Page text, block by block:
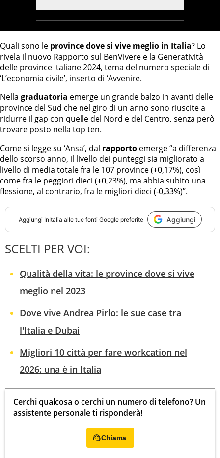
Quali sono le province dove si vive meglio in Italia? Lo
rivela il nuovo Rapporto sul BenVivere e la Generatività
delle province italiane 2024, tema del numero speciale di
‘L’economia civile’, inserto di ‘Avvenire.
Nella graduatoria emerge un grande balzo in avanti delle
province del Sud che nel giro di un anno sono riuscite a
ridurre il gap con quelle del Nord e del Centro, senza però
trovare posto nella top ten.
Come si legge su ‘Ansa’, dal rapporto emerge “a differenza
dello scorso anno, il livello dei punteggi sia migliorato a
livello di media totale fra le 107 province (+0,17%), così
come fra le peggiori dieci (+0,23%), ma abbia subito una
flessione, al contrario, fra le migliori dieci (-0,33%)”.
Aggiungi InItalia alle tue fonti Google preferite Aggiungi
SCELTI PER VOI:
Qualità della vita: le province dove si vive
meglio nel 2023
Dove vive Andrea Pirlo: le sue case tra
l'Italia e Dubai
Migliori 10 città per fare workcation nel
2026: una è in Italia
Cerchi qualcosa o cerchi un numero di telefono? Un
assistente personale ti risponderà!
Chiama